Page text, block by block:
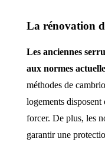
La rénovation
Les anciennes
aux normes
méthodes de
logements disposent
forcer. De plus, les
garantir une